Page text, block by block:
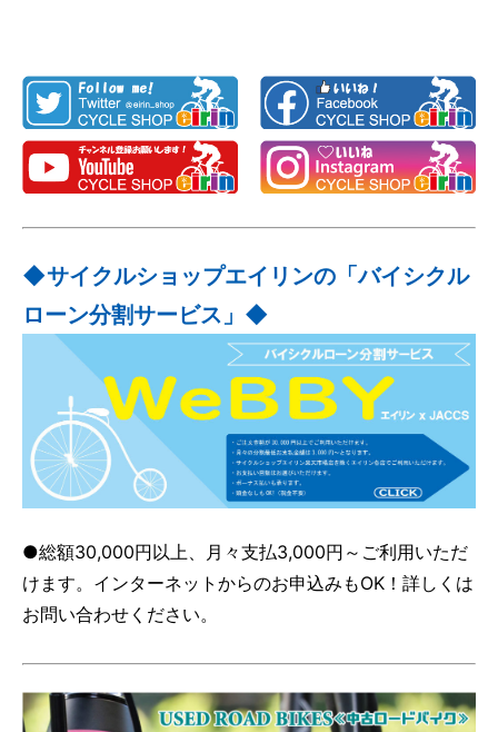
◆サイクルショップエイリンの「バイシクル
ローン分割サービス」◆
●総額30,000円以上、月々支払3,000円～ご利用いただ
けます。インターネットからのお申込みもOK！詳しくは
お問い合わせください。